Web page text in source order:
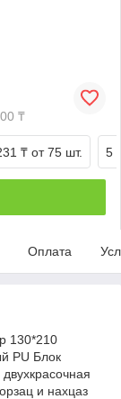
₸
₸ от 75 шт. 5
Оплата
130*210
PU Блок
и нахцаз